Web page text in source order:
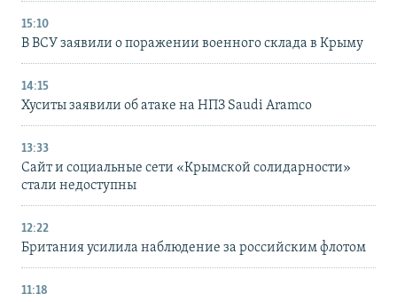
15:10
В ВСУ заявили о поражении военного склада в Крыму
14:15
Хуситы заявили об атаке на НПЗ Saudi Aramco
13:33
Сайт и социальные сети «Крымской солидарности»
стали недоступны
12:22
Британия усилила наблюдение за российским флотом
11:18